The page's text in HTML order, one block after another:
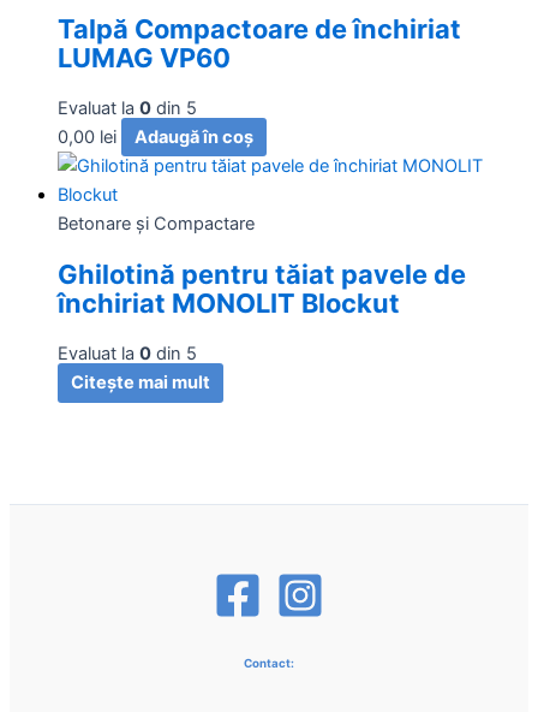
Talpă Compactoare de închiriat
LUMAG VP60
Evaluat la 0 din 5
0,00 lei Adaugă în coș
Betonare și Compactare
Ghilotină pentru tăiat pavele de
închiriat MONOLIT Blockut
Evaluat la 0 din 5
Citește mai mult
Contact: